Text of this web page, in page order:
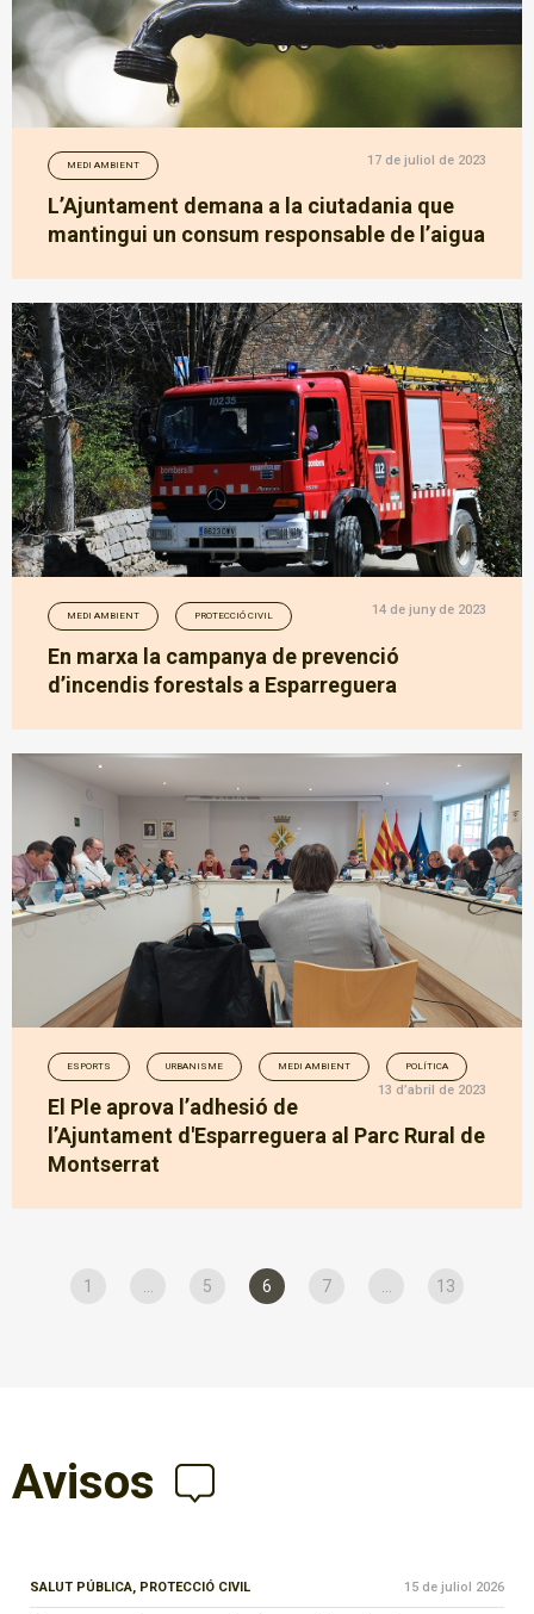
MEDI AMBIENT 17 de juliol de 2023
L’Ajuntament demana a la ciutadania que
mantingui un consum responsable de l’aigua
MEDI AMBIENT PROTECCIÓ CIVIL 14 de juny de 2023
En marxa la campanya de prevenció
d’incendis forestals a Esparreguera
ESPORTS URBANISME MEDI AMBIENT POLÍTICA
13 d’abril de 2023
El Ple aprova l’adhesió de
l’Ajuntament d'Esparreguera al Parc Rural de
Montserrat
1 5 6 7 13
Avisos
SALUT PÚBLICA, PROTECCIÓ CIVIL 15 de juliol 2026